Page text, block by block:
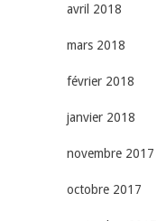
avril 2018
mars 2018
février 2018
janvier 2018
novembre 2017
octobre 2017